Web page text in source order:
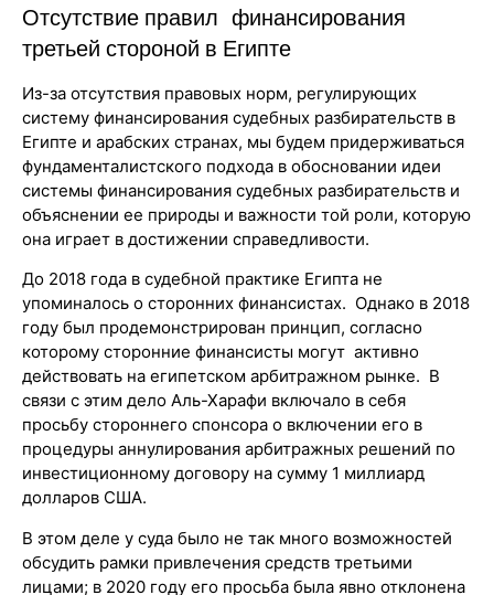
Отсутствие правил финансирования
третьей стороной в Египте
Из-за отсутствия правовых норм, регулирующих
систему финансирования судебных разбирательств в
Египте и арабских странах, мы будем придерживаться
фундаменталистского подхода в обосновании идеи
системы финансирования судебных разбирательств и
объяснении ее природы и важности той роли, которую
она играет в достижении справедливости.
До 2018 года в судебной практике Египта не
упоминалось о сторонних финансистах. Однако в 2018
году был продемонстрирован принцип, согласно
которому сторонние финансисты могут активно
действовать на египетском арбитражном рынке. В
связи с этим дело Аль-Харафи включало в себя
просьбу стороннего спонсора о включении его в
процедуры аннулирования арбитражных решений по
инвестиционному договору на сумму 1 миллиард
долларов США.
В этом деле у суда было не так много возможностей
обсудить рамки привлечения средств третьими
лицами; в 2020 году его просьба была явно отклонена